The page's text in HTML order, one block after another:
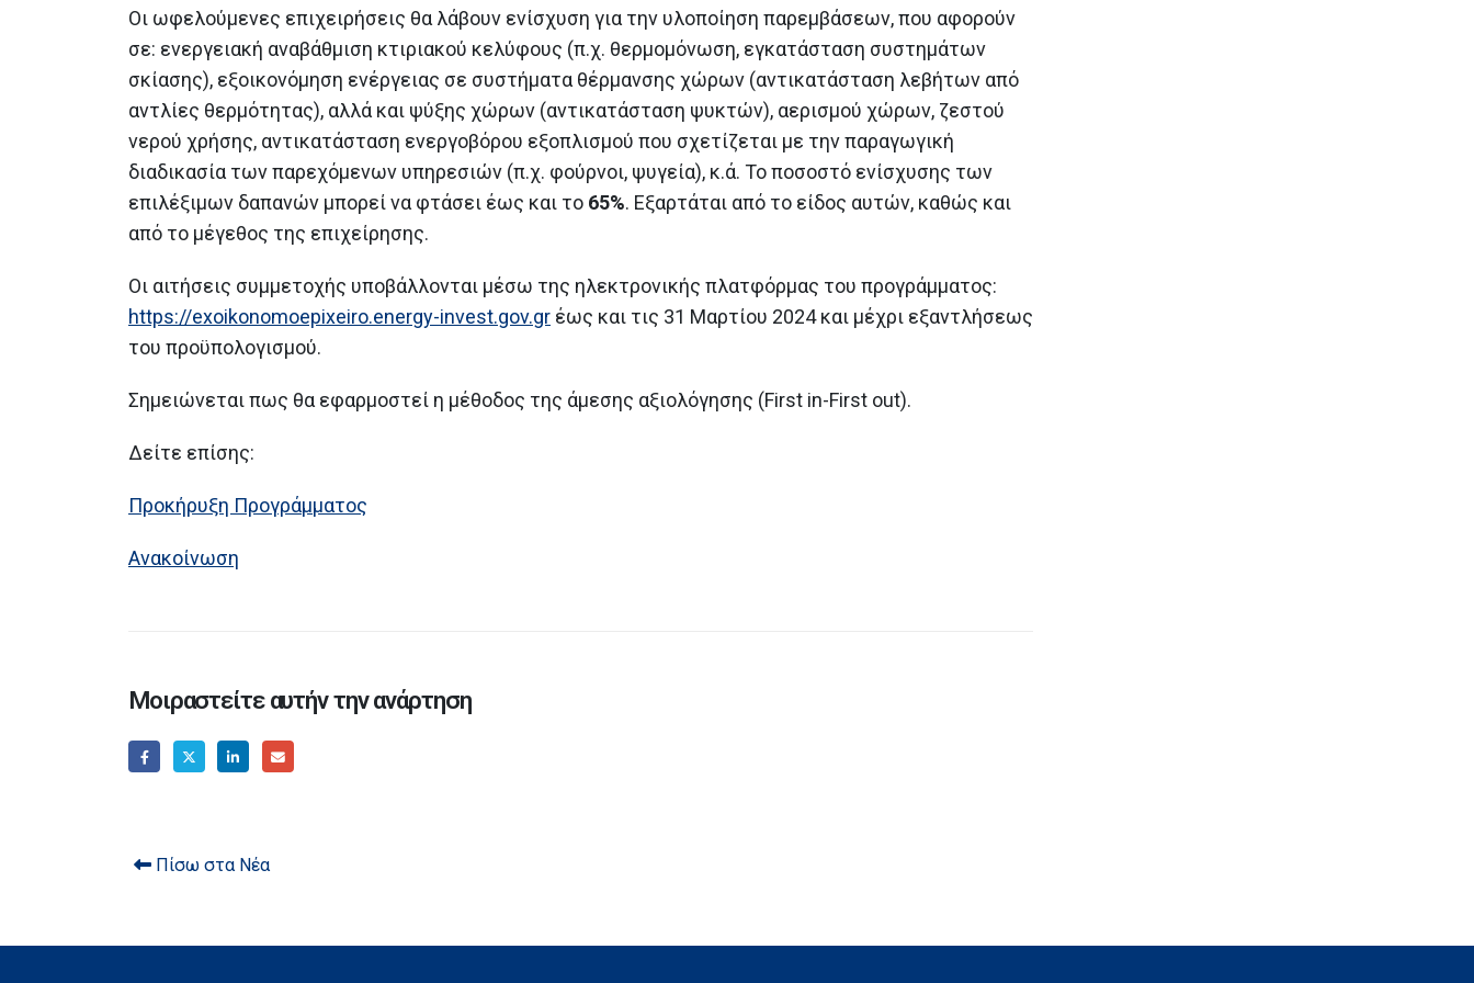
Οι ωφελούμενες επιχειρήσεις θα λάβουν ενίσχυση για την υλοποίηση παρεμβάσεων, που αφορούν
σε: ενεργειακή αναβάθμιση κτιριακού κελύφους (π.χ. θερμομόνωση, εγκατάσταση συστημάτων
σκίασης), εξοικονόμηση ενέργειας σε συστήματα θέρμανσης χώρων (αντικατάσταση λεβήτων από
αντλίες θερμότητας), αλλά και ψύξης χώρων (αντικατάσταση ψυκτών), αερισμού χώρων, ζεστού
νερού χρήσης, αντικατάσταση ενεργοβόρου εξοπλισμού που σχετίζεται με την παραγωγική
διαδικασία των παρεχόμενων υπηρεσιών (π.χ. φούρνοι, ψυγεία), κ.ά. Το ποσοστό ενίσχυσης των
επιλέξιμων δαπανών μπορεί να φτάσει έως και το 65%. Εξαρτάται από το είδος αυτών, καθώς και
από το μέγεθος της επιχείρησης.
Οι αιτήσεις συμμετοχής υποβάλλονται μέσω της ηλεκτρονικής πλατφόρμας του προγράμματος:
https://exoikonomoepixeiro.energy-invest.gov.gr έως και τις 31 Μαρτίου 2024 και μέχρι εξαντλήσεως
του προϋπολογισμού.
Σημειώνεται πως θα εφαρμοστεί η μέθοδος της άμεσης αξιολόγησης (First in-First out).
Δείτε επίσης:
Προκήρυξη Προγράμματος
Ανακοίνωση
Μοιραστείτε αυτήν την ανάρτηση
Πίσω στα Νέα